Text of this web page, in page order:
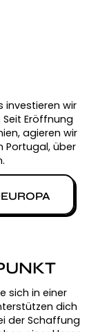
investieren wir
Eröffnung
agieren wir
Portugal, über
sich in einer
dich
der Schaffung